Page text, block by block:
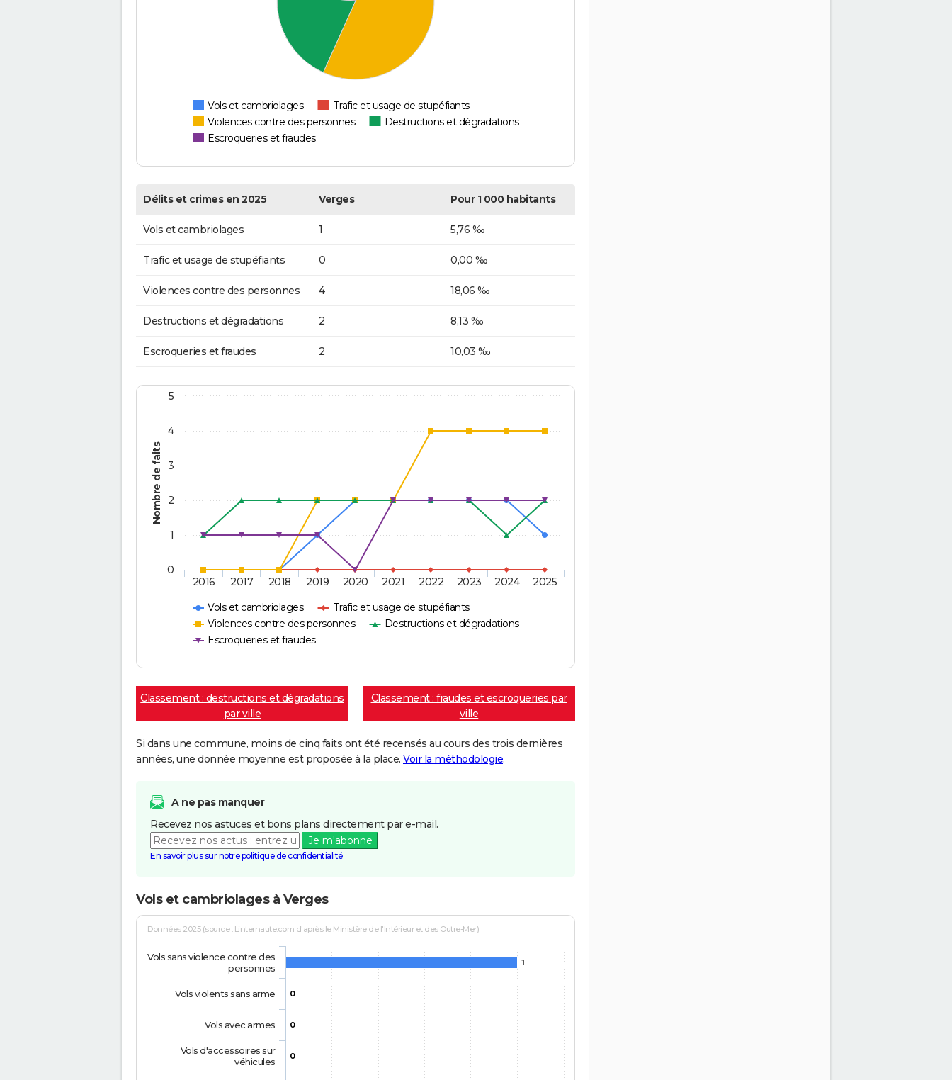
Vols et cambriolages
Trafic et usage de stupéfiants
Violences contre des personnes
Destructions et dégradations
Escroqueries et fraudes
Délits et crimes en 2025 Verges Pour 1 000 habitants
Vols et cambriolages 1 5,76 ‰
Trafic et usage de stupéfiants 0 0,00 ‰
Violences contre des personnes 4 18,06 ‰
Destructions et dégradations 2 8,13 ‰
Escroqueries et fraudes 2 10,03 ‰
Nombre de faits
Vols et cambriolages
Trafic et usage de stupéfiants
Violences contre des personnes
Destructions et dégradations
Escroqueries et fraudes
2016 2017 2018 2019 2020 2021 2022 2023 2024 2025
0
1
2
3
4
5
Classement : destructions et dégradations
par ville
Classement : fraudes et escroqueries par
ville
Si dans une commune, moins de cinq faits ont été recensés au cours des trois dernières
années, une donnée moyenne est proposée à la place. Voir la méthodologie.
A ne pas manquer
Recevez nos astuces et bons plans directement par e-mail.
Je m'abonne
En savoir plus sur notre politique de confidentialité
Vols et cambriolages à Verges
Données 2025 (source : Linternaute.com d'après le Ministère de l'Intérieur et des Outre-Mer)
1
0
0
0
Vols sans violence contre des
personnes
Vols violents sans arme
Vols avec armes
Vols d'accessoires sur
véhicules